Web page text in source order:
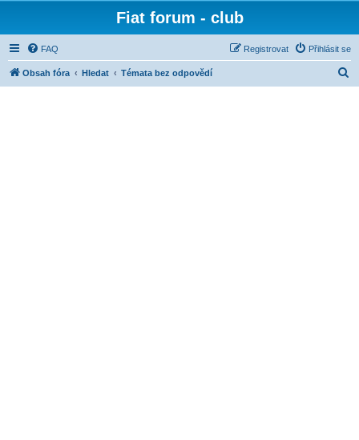
Fiat forum - club
FAQ Přihlásit se
Registrovat
Obsah fóra Hledat Témata bez odpovědí